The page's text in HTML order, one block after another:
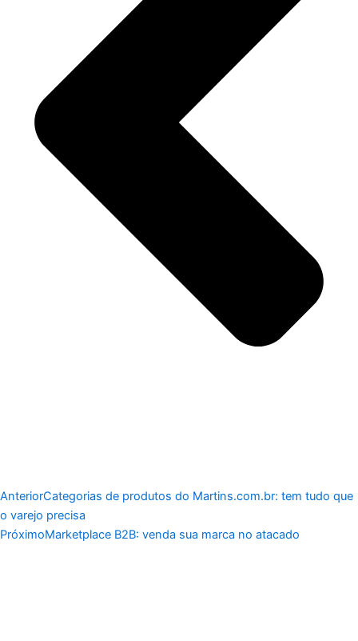
AnteriorCategorias de produtos do Martins.com.br: tem tudo que
o varejo precisa
PróximoMarketplace B2B: venda sua marca no atacado